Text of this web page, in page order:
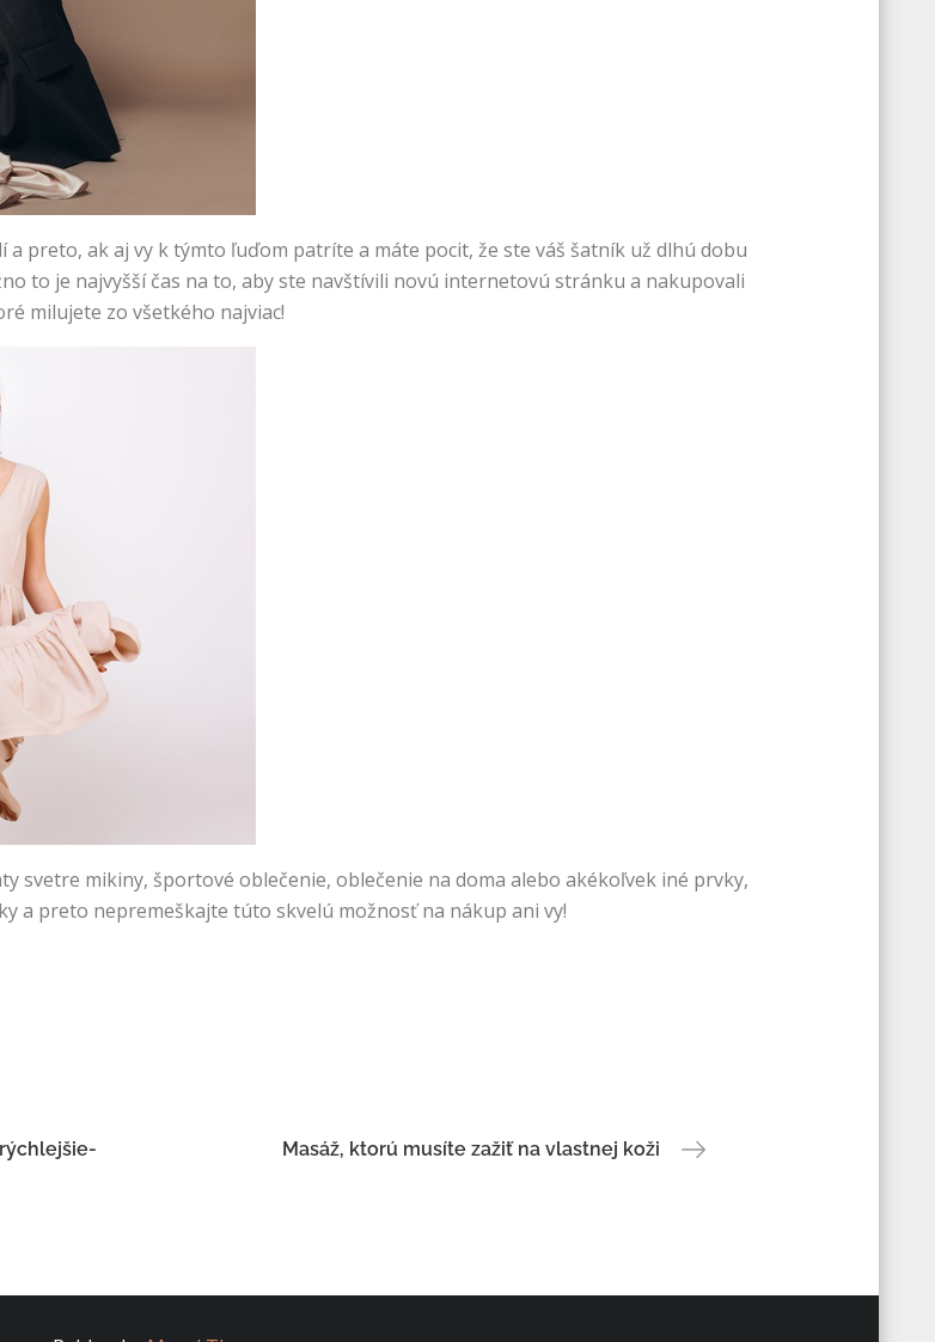
preto, ak aj vy k týmto ľuďom patríte a máte pocit, že ste váš šatník už dlhú dobu
to je najvyšší čas na to, aby ste navštívili novú internetovú stránku a nakupovali
milujete zo všetkého najviac!
svetre mikiny, športové oblečenie, oblečenie na doma alebo akékoľvek iné prvky,
a preto nepremeškajte túto skvelú možnosť na nákup ani vy!
Masáž, ktorú musíte zažiť na vlastnej koži